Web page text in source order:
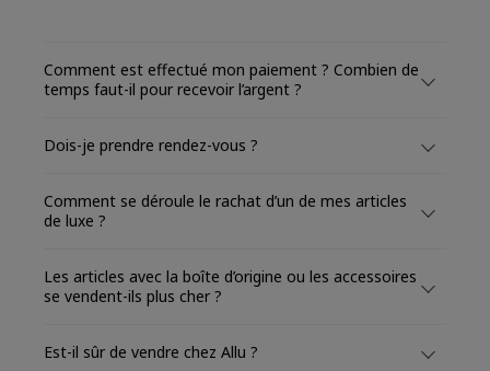
Comment est effectué mon paiement ? Combien de
temps faut-il pour recevoir l’argent ?
Dois-je prendre rendez-vous ?
Comment se déroule le rachat d’un de mes articles
de luxe ?
Les articles avec la boîte d’origine ou les accessoires
se vendent-ils plus cher ?
Est-il sûr de vendre chez Allu ?